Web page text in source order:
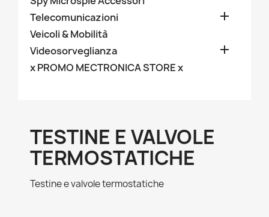
Telecomunicazioni

Veicoli & Mobilità
Videosorveglianza

x PROMO MECTRONICA STORE x
TESTINE E VALVOLE
TERMOSTATICHE
Testine e valvole termostatiche